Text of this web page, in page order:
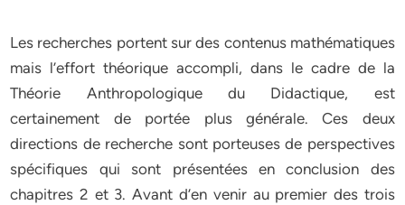
Les recherches portent sur des contenus mathématiques
mais l’effort théorique accompli, dans le cadre de la
Théorie Anthropologique du Didactique, est
certainement de portée plus générale. Ces deux
directions de recherche sont porteuses de perspectives
spécifiques qui sont présentées en conclusion des
chapitres 2 et 3. Avant d’en venir au premier des trois